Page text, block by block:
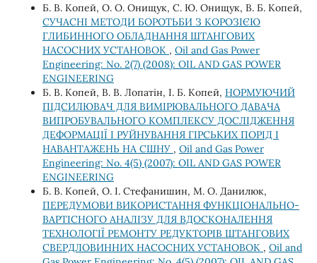
Б. В. Копей, О. О. Онищук, С. Ю. Онищук, В. Б. Копей,
СУЧАСНІ МЕТОДИ БОРОТЬБИ З КОРОЗІЄЮ
ГЛИБИННОГО ОБЛАДНАННЯ ШТАНГОВИХ
НАСОСНИХ УСТАНОВОК , Oil and Gas Power
Engineering: No. 2(7) (2008): OIL AND GAS POWER
ENGINEERING
Б. В. Копей, В. В. Лопатін, І. Б. Копей, НОРМУЮЧИЙ
ПІДСИЛЮВАЧ ДЛЯ ВИМІРЮВАЛЬНОГО ДАВАЧА
ВИПРОБУВАЛЬНОГО КОМПЛЕКСУ ДОСЛІДЖЕННЯ
ДЕФОРМАЦІЇ І РУЙНУВАННЯ ГІРСЬКИХ ПОРІД І
НАВАНТАЖЕНЬ НА СШНУ , Oil and Gas Power
Engineering: No. 4(5) (2007): OIL AND GAS POWER
ENGINEERING
Б. В. Копей, О. І. Стефанишин, М. О. Данилюк,
ПЕРЕДУМОВИ ВИКОРИСТАННЯ ФУНКЦІОНАЛЬНО-
ВАРТІСНОГО АНАЛІЗУ ДЛЯ ВДОСКОНАЛЕННЯ
ТЕХНОЛОГІЇ РЕМОНТУ РЕДУКТОРІВ ШТАНГОВИХ
СВЕРДЛОВИННИХ НАСОСНИХ УСТАНОВОК , Oil and